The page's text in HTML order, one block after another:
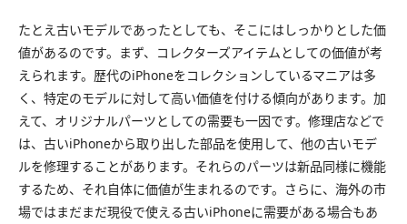
たとえ古いモデルであったとしても、そこにはしっかりとした価
値があるのです。まず、コレクターズアイテムとしての価値が考
えられます。歴代のiPhoneをコレクションしているマニアは多
く、特定のモデルに対して高い価値を付ける傾向があります。加
えて、オリジナルパーツとしての需要も一因です。修理店などで
は、古いiPhoneから取り出した部品を使用して、他の古いモデ
ルを修理することがあります。それらのパーツは新品同様に機能
するため、それ自体に価値が生まれるのです。さらに、海外の市
場ではまだまだ現役で使える古いiPhoneに需要がある場合もあ